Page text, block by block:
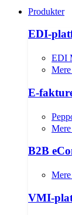
Produkter
EDI-
EDI
E-
B2B
VMI-